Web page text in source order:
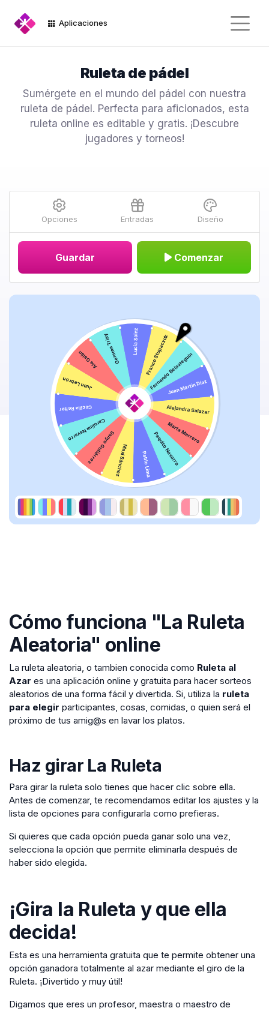
Aplicaciones
Ruleta de pádel
Sumérgete en el mundo del pádel con nuestra
ruleta de pádel. Perfecta para aficionados, esta
ruleta online es editable y gratis. ¡Descubre
jugadores y torneos!
Opciones Entradas Diseño
Guardar Comenzar
Cómo funciona "La Ruleta
Aleatoria" online
La ruleta aleatoria, o tambien conocida como Ruleta al
Azar es una aplicación online y gratuita para hacer sorteos
aleatorios de una forma fácil y divertida. Si, utiliza la ruleta
para elegir participantes, cosas, comidas, o quien será el
próximo de tus amig@s en lavar los platos.
Haz girar La Ruleta
Para girar la ruleta solo tienes que hacer clic sobre ella.
Antes de comenzar, te recomendamos editar los ajustes y la
lista de opciones para configurarla como prefieras.
Si quieres que cada opción pueda ganar solo una vez,
selecciona la opción que permite eliminarla después de
haber sido elegida.
¡Gira la Ruleta y que ella
decida!
Esta es una herramienta gratuita que te permite obtener una
opción ganadora totalmente al azar mediante el giro de la
Ruleta. ¡Divertido y muy útil!
Digamos que eres un profesor, maestra o maestro de